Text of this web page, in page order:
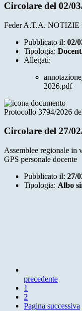
Circolare del 02/
Feder A.T.A.
Pubblicato il: 02/
Tipologia:
Allegati:
2026.pdf
Protocollo 3794/2026
Circolare del 27/
Assemblee regionale in
GPS personale docente
Pubblicato il: 27/
Tipologia: Albo
precedente
1
2
Pagina successiva